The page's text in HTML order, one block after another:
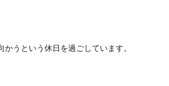
うという休日を過ごしています。